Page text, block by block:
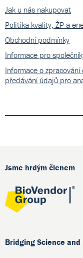
Jak u nás nakupovat
Politika kvality, ŽP a
Obchodní podmínky
Informace pro
Informace o
předávání údajů pro
Jsme hrdým členem
Bridging Science